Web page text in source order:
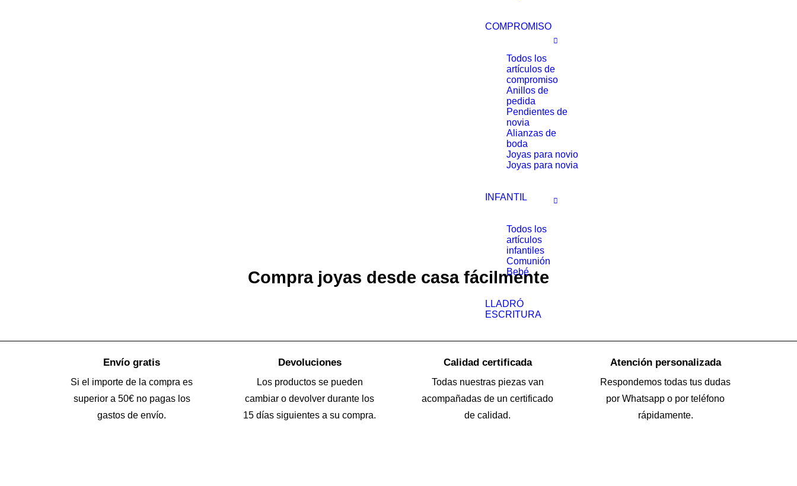
COMPROMISO
Todos los
artículos de
compromiso
Anillos de
pedida
Pendientes de
novia
Alianzas de
boda
Joyas para novio
Joyas para novia
INFANTIL
Todos los
artículos
infantiles
Comunión
Bebé
LLADRÓ
ESCRITURA
Compra joyas desde casa fácilmente
Envío gratis
Si el importe de la compra es
superior a 50€ no pagas los
gastos de envío.
Devoluciones
Los productos se pueden
cambiar o devolver durante los
15 días siguientes a su compra.
Calidad certificada
Todas nuestras piezas van
acompañadas de un certificado
de calidad.
Atención personalizada
Respondemos todas tus dudas
por Whatsapp o por teléfono
rápidamente.